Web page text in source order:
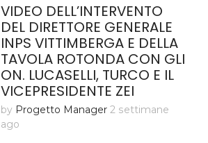
VIDEO DELL’INTERVENTO
DEL DIRETTORE GENERALE
INPS VITTIMBERGA E DELLA
TAVOLA ROTONDA CON GLI
ON. LUCASELLI, TURCO E IL
VICEPRESIDENTE ZEI
by Progetto Manager 2 settimane
ago